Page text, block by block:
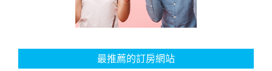
最推薦的訂房網站